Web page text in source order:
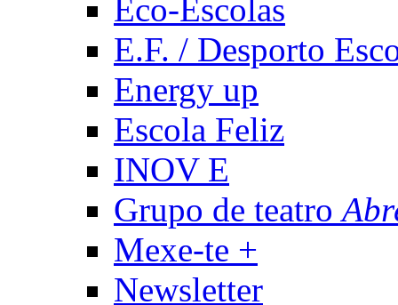
Eco-Escolas
E.F. / Desporto
Energy up
Escola Feliz
INOV E
Grupo de teatro
Mexe-te +
Newsletter